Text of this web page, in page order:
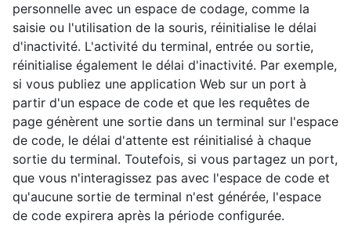
personnelle avec un espace de codage, comme la
saisie ou l'utilisation de la souris, réinitialise le délai
d'inactivité. L'activité du terminal, entrée ou sortie,
réinitialise également le délai d'inactivité. Par exemple,
si vous publiez une application Web sur un port à
partir d'un espace de code et que les requêtes de
page génèrent une sortie dans un terminal sur l'espace
de code, le délai d'attente est réinitialisé à chaque
sortie du terminal. Toutefois, si vous partagez un port,
que vous n'interagissez pas avec l'espace de code et
qu'aucune sortie de terminal n'est générée, l'espace
de code expirera après la période configurée.